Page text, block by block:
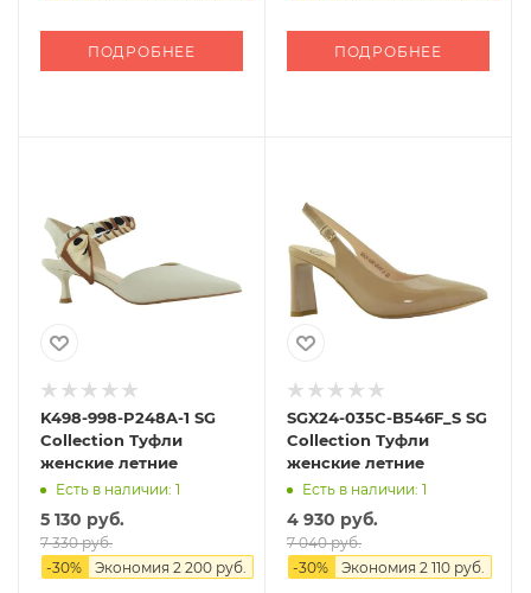
ПОДРОБНЕЕ ПОДРОБНЕЕ
K498-998-P248A-1 SG
Collection Туфли
женские летние
Есть в наличии: 1
5 130 руб.
7 330 руб.
-30% Экономия 2 200 руб.
SGX24-035C-B546F_S SG
Collection Туфли
женские летние
Есть в наличии: 1
4 930 руб.
7 040 руб.
-30% Экономия 2 110 руб.